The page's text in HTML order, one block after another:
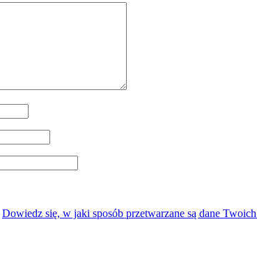
Dowiedz się, w jaki sposób przetwarzane są dane